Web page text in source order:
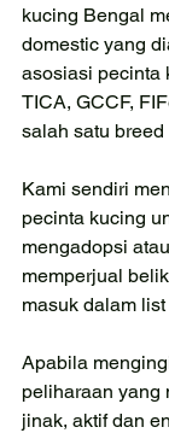
kucing Bengal
domestic yang
asosiasi pecinta
TICA, GCCF,
salah satu breed
Kami sendiri
pecinta kucing
mengadopsi
memperjual
masuk dalam
Apabila
peliharaan yang
jinak, aktif dan